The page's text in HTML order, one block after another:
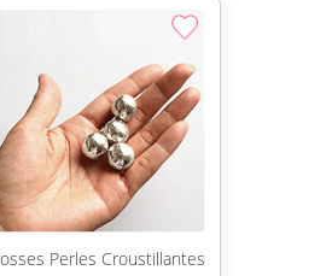
Perles Croustillantes